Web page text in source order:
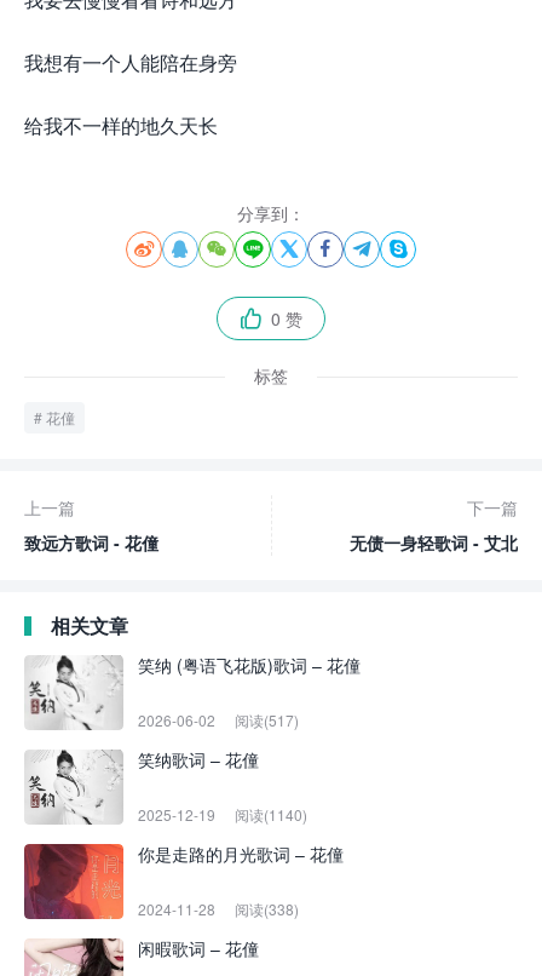
我想有一个人能陪在身旁
给我不一样的地久天长
分享到：
       
 0 赞
标签
花僮
上一篇
致远方歌词 - 花僮
下一篇
无债一身轻歌词 - 艾北
相关文章
笑纳 (粤语飞花版)歌词 – 花僮
2026-06-02 阅读(517)
笑纳歌词 – 花僮
2025-12-19 阅读(1140)
你是走路的月光歌词 – 花僮
2024-11-28 阅读(338)
闲暇歌词 – 花僮